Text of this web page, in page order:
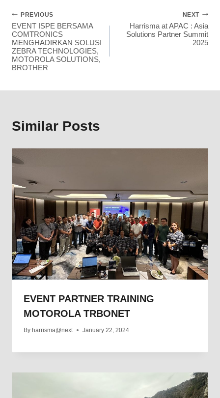
PREVIOUS
EVENT ISPE BERSAMA
COMTRONICS
MENGHADIRKAN SOLUSI
ZEBRA TECHNOLOGIES,
MOTOROLA SOLUTIONS,
BROTHER
NEXT
Harrisma at APAC : Asia
Solutions Partner Summit
2025
Similar Posts
EVENT PARTNER TRAINING
MOTOROLA TRBONET
By harrisma@next January 22, 2024